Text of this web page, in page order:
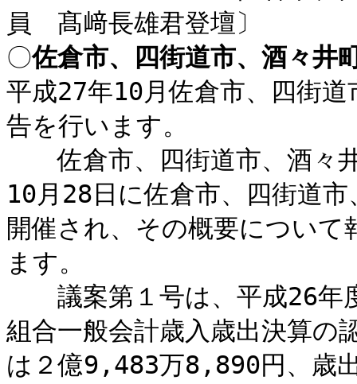
員 髙﨑長雄君登壇〕
〇佐倉市、四街道市、酒々井
平成27年10月佐倉市、四街
告を行います。
佐倉市、四街道市、酒々
10月28日に佐倉市、四街道
開催され、その概要につい
ます。
議案第１号は、平成26年
組合一般会計歳入歳出決算の
は２億9,483万8,890円、歳